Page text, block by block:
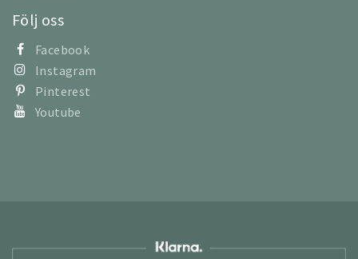
Följ oss
Facebook
Instagram
Pinterest
Youtube